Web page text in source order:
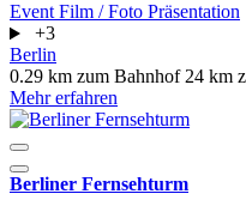
Event Film / Foto Präsentation
+3
Berlin
0.29 km zum Bahnhof 24 km
Mehr erfahren
Berliner Fernsehturm